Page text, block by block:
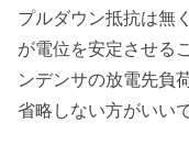
プルダウン抵抗は無
が電位を安定させる
ンデンサの放電先負
省略しない方がいいで